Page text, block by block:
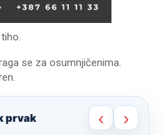
se za osumnjičenima.